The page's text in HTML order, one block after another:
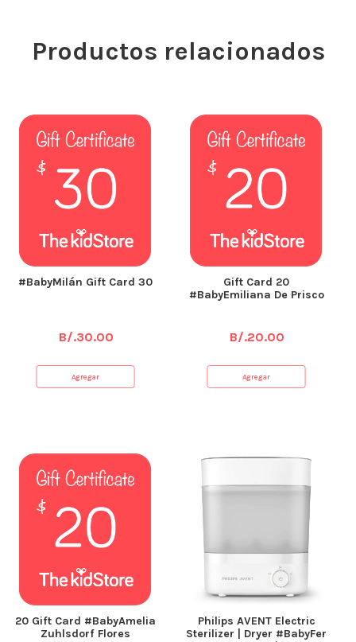
Productos relacionados
#BabyMilán Gift Card 30
B/.30.00
Agregar
Gift Card 20
#BabyEmiliana De Prisco
B/.20.00
Agregar
20 Gift Card #BabyAmelia
Zuhlsdorf Flores
Philips AVENT Electric
Sterilizer | Dryer #BabyFer